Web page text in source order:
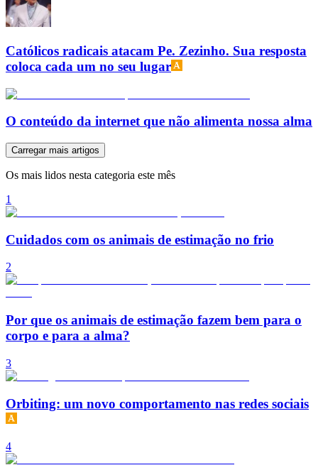
Católicos radicais atacam Pe. Zezinho. Sua resposta
coloca cada um no seu lugar
O conteúdo da internet que não alimenta nossa alma
Carregar mais artigos
Os mais lidos nesta categoria este mês
1
Cuidados com os animais de estimação no frio
2
Por que os animais de estimação fazem bem para o
corpo e para a alma?
3
Orbiting: um novo comportamento nas redes sociais
4